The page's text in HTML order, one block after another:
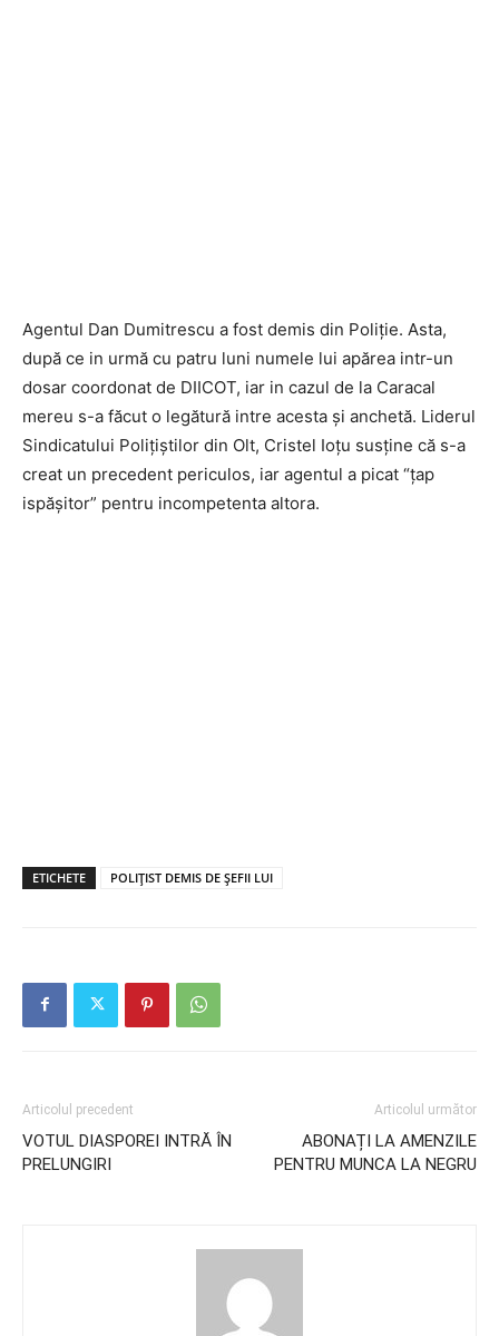
Agentul Dan Dumitrescu a fost demis din Poliție. Asta,
după ce in urmă cu patru luni numele lui apărea intr-un
dosar coordonat de DIICOT, iar in cazul de la Caracal
mereu s-a făcut o legătură intre acesta și anchetă. Liderul
Sindicatului Polițiștilor din Olt, Cristel Ioțu susține că s-a
creat un precedent periculos, iar agentul a picat “țap
ispășitor” pentru incompetenta altora.
ETICHETE POLIȚIST DEMIS DE ȘEFII LUI
Articolul precedent
VOTUL DIASPOREI INTRĂ ÎN
PRELUNGIRI
Articolul următor
ABONAȚI LA AMENZILE
PENTRU MUNCA LA NEGRU